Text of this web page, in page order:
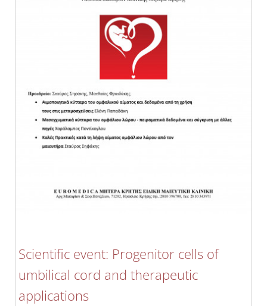
Scientific event: Progenitor cells of
umbilical cord and therapeutic
applications